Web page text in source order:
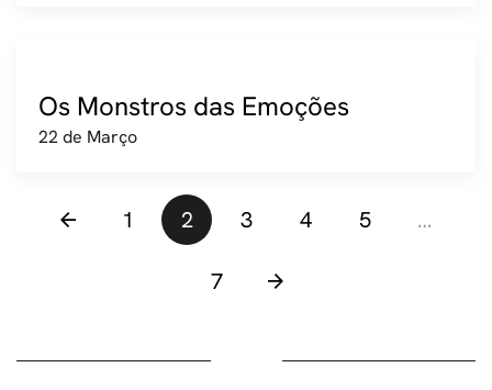
Os Monstros das Emoções
22 de Março
1 2 3 4 5 …
7